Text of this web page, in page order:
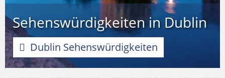
Sehenswürdigkeiten in Dublin
Dublin Sehenswürdigkeiten